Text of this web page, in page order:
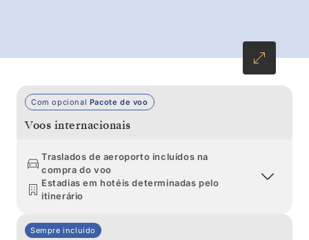
Com opcional Pacote de voo
Voos internacionais
Traslados de aeroporto incluídos na
compra do voo
Estadias em hotéis determinadas pelo
itinerário
Sempre incluído